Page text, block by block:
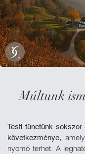
Múltunk
Testi tünetünk sokszor
következménye,
nyomó terhet. A